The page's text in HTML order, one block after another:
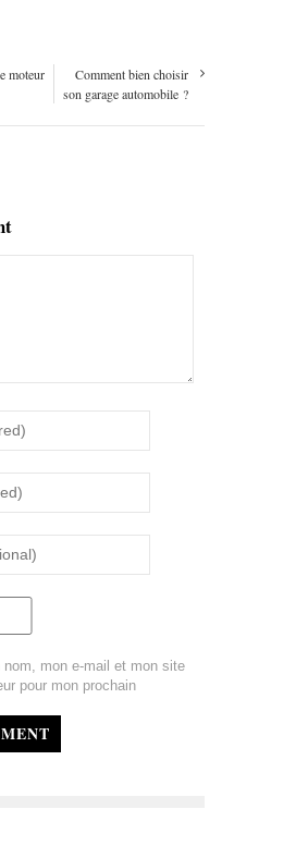
moteur
Comment bien choisir
son garage automobile ?
nom, mon e-mail et mon site
pour mon prochain